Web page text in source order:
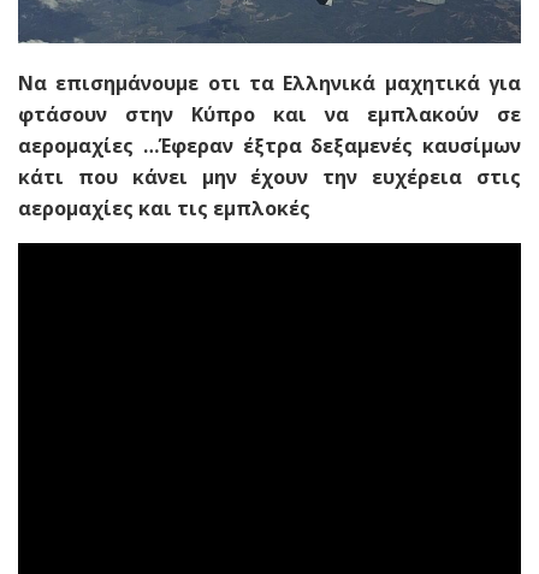
Να επισημάνουμε οτι τα Ελληνικά μαχητικά για
φτάσουν στην Κύπρο και να εμπλακούν σε
αερομαχίες …Έφεραν έξτρα δεξαμενές καυσίμων
κάτι που κάνει μην έχουν την ευχέρεια στις
αερομαχίες και τις εμπλοκές